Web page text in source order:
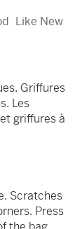
Like New
Griffures
Les
griffures à
Scratches
Press